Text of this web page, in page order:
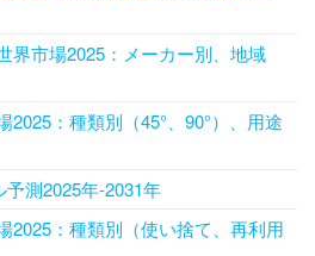
界市場2025：メーカー別、地域
2025：種類別（45°、90°）、用途
測2025年-2031年
2025：種類別（使い捨て、再利用